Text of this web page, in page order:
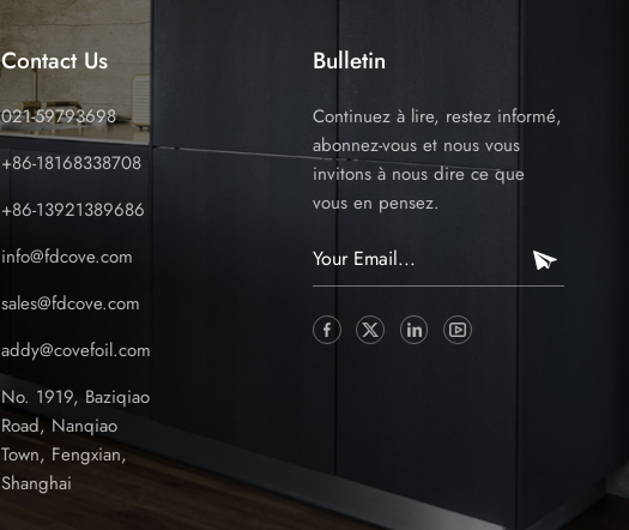
Contact Us
021-59793698
+86-18168338708
+86-13921389686
info@fdcove.com
sales@fdcove.com
addy@covefoil.com
No. 1919, Baziqiao
Road, Nanqiao
Town, Fengxian,
Shanghai
Bulletin
Continuez à lire, restez informé,
abonnez-vous et nous vous
invitons à nous dire ce que
vous en pensez.